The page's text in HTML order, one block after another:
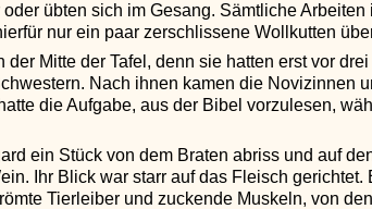
übten sich im Gesang. Sämtliche
nur ein paar zerschlissene Wollkutten
Mitte der Tafel, denn sie hatten erst vor
Nach ihnen kamen die Novizinnen
die Aufgabe, aus der Bibel vorzulesen,
ein Stück von dem Braten abriss und auf
Ihr Blick war starr auf das Fleisch
Tierleiber und zuckende Muskeln, von